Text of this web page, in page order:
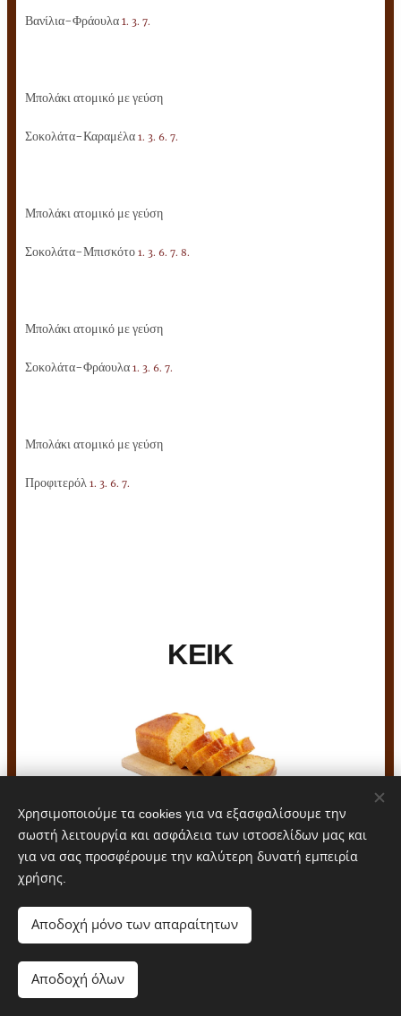
Βανίλια-Φράουλα 1. 3. 7.
Μπολάκι ατομικό με γεύση
Σοκολάτα-Καραμέλα 1. 3. 6. 7.
Μπολάκι ατομικό με γεύση
Σοκολάτα-Μπισκότο 1. 3. 6. 7. 8.
Μπολάκι ατομικό με γεύση
Σοκολάτα-Φράουλα 1. 3. 6. 7.
Μπολάκι ατομικό με γεύση
Προφιτερόλ 1. 3. 6. 7.
ΚΕΙΚ
Βανίλια-Σοκολάτα
Βανίλια
Νηστίσιμο
Σοκολάτας 1. 3. 6. 7.
Χρησιμοποιούμε τα cookies για να εξασφαλίσουμε την
σωστή λειτουργία και ασφάλεια των ιστοσελίδων μας και
για να σας προσφέρουμε την καλύτερη δυνατή εμπειρία
χρήσης.
Αποδοχή μόνο των απαραίτητων
Αποδοχή όλων